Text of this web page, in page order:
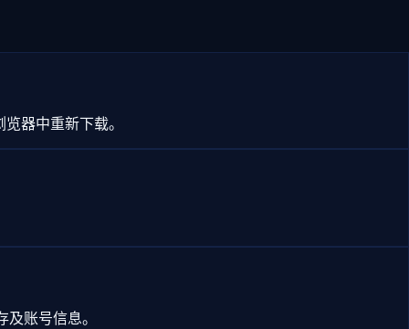
器中重新下载。
账号信息。